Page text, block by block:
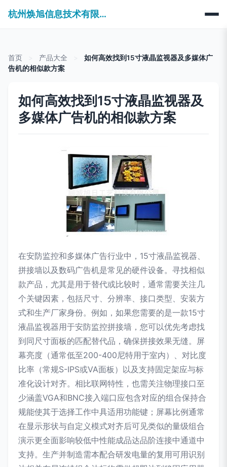
杭州焕旭信息技术有限公司
首页 产品大全
如何高效找到15寸液晶监视器及多媒体广
告机的相似款方案
如何高效找到15寸液晶监视器及
多媒体广告机的相似款方案
在安防监控和多媒体广告行业中，15寸液晶监视器、
拼接墙以及数码广告机是常见的硬件设备。寻找相似
款产品，尤其是用于替代或比较时，通常需要关注几
个关键因素，包括尺寸、分辨率、接口类型、安装方
式和生产厂家身份。例如，如果您需要的是一款15寸
液晶监视器用于安防监控拼接墙，您可以优先考虑找
到同尺寸面板的匹配替代品，确保拼接效果无缝。屏
幕亮度（通常低至200-400尼特用于室内）、对比度
比率（常规S-IPS或VA面板）以及支持固定架应与标
准化设计对齐。相比联网特性，也需关注物理接口至
少涵盖VGA和BNC接入端口应包含对应的组合保持合
规能使其于选择工作中具适用功能键；屏幕比例通常
在显示形状与自定义模式对齐后可见类似的量级组合
演示更全面影响较低中性能成品达品阶连接中通道中
支持。生产并制造需本配合研发电量的复用可用识别